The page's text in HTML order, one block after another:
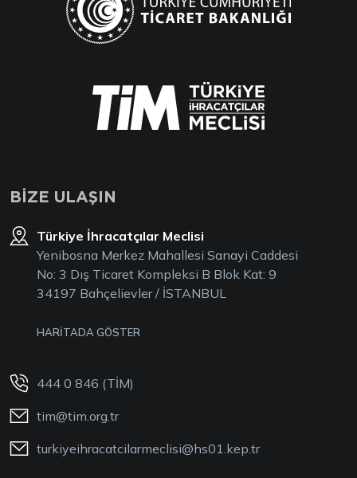
BİZE ULAŞIN
Türkiye İhracatçılar Meclisi
Yenibosna Merkez Mahallesi Sanayi Caddesi
No: 3 Dış Ticaret Kompleksi B Blok Kat: 9
34197 Bahçelievler / İSTANBUL
HARİTADA GÖSTER
444 0 846 (TİM)
tim@tim.org.tr
turkiyeihracatcilarmeclisi@hs01.kep.tr